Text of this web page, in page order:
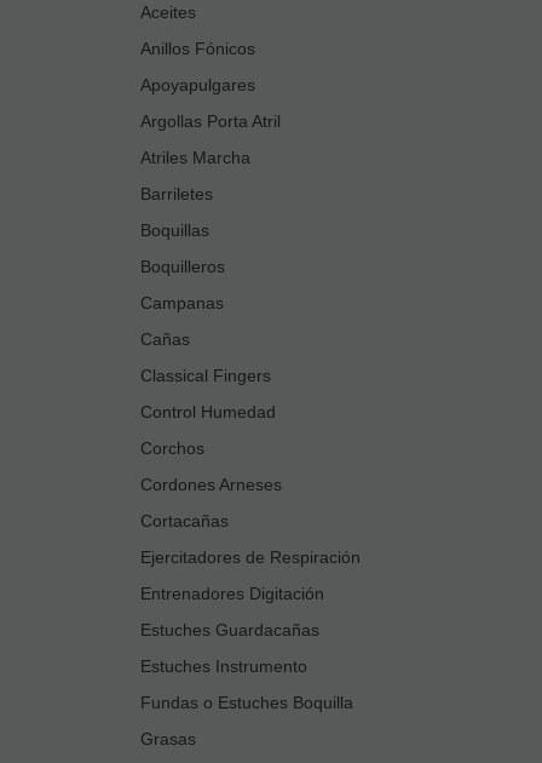
Aceites
Anillos Fónicos
Apoyapulgares
Argollas Porta Atril
Atriles Marcha
Barriletes
Boquillas
Boquilleros
Campanas
Cañas
Classical Fingers
Control Humedad
Corchos
Cordones Arneses
Cortacañas
Ejercitadores de Respiración
Entrenadores Digitación
Estuches Guardacañas
Estuches Instrumento
Fundas o Estuches Boquilla
Grasas